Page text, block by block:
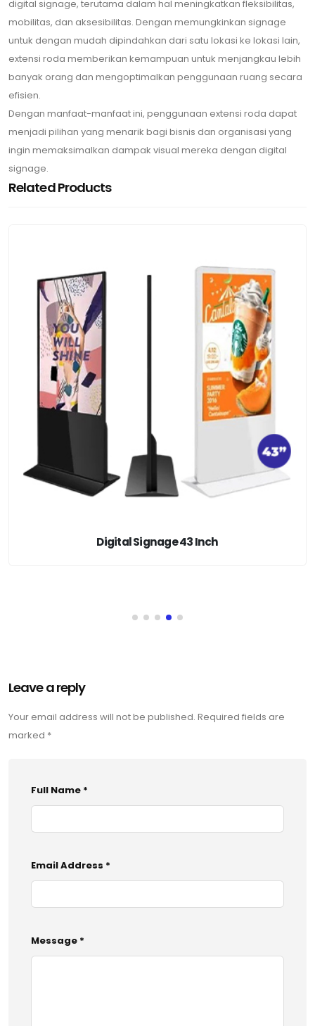
Related Products
Digital Signage 49 Inch
digital signage, terutama dalam hal meningkatkan fleksibilitas,
mobilitas, dan aksesibilitas. Dengan memungkinkan signage
untuk dengan mudah dipindahkan dari satu lokasi ke lokasi lain,
extensi roda memberikan kemampuan untuk menjangkau lebih
banyak orang dan mengoptimalkan penggunaan ruang secara
efisien.
Dengan manfaat-manfaat ini, penggunaan extensi roda dapat
menjadi pilihan yang menarik bagi bisnis dan organisasi yang
ingin memaksimalkan dampak visual mereka dengan digital
signage.
Leave a reply
Your email address will not be published. Required fields are
marked *
Full Name *
Email Address *
Message *